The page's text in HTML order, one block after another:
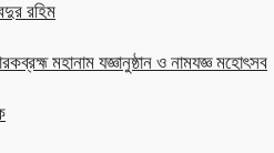
রহিম
মহানাম যজ্ঞানুষ্ঠান ও নামযজ্ঞ মহোৎসব